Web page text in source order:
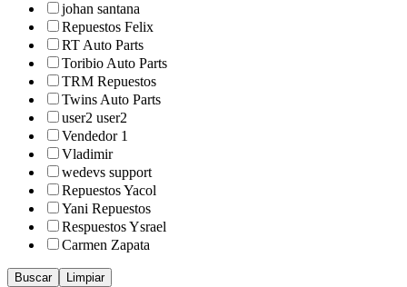
johan santana
Repuestos Felix
RT Auto Parts
Toribio Auto Parts
TRM Repuestos
Twins Auto Parts
user2 user2
Vendedor 1
Vladimir
wedevs support
Repuestos Yacol
Yani Repuestos
Respuestos Ysrael
Carmen Zapata
Buscar Limpiar